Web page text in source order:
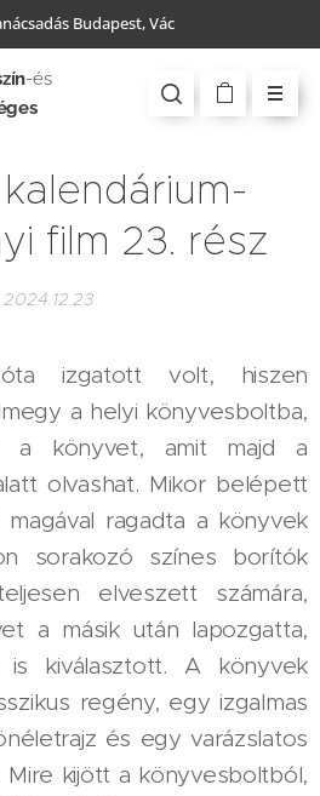
Budapest, Vác
-és
film 23. rész
2024.12.23
izgatott volt, hiszen
a helyi könyvesboltba,
a könyvet, amit majd a
olvashat. Mikor belépett
ragadta a könyvek
sorakozó színes borítók
elveszett számára,
a másik után lapozgatta,
kiválasztott. A könyvek
regény, egy izgalmas
és egy varázslatos
kijött a könyvesboltból,